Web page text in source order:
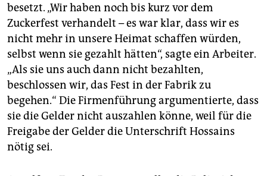
besetzt. „Wir haben noch bis kurz vor dem
Zuckerfest verhandelt – es war klar, dass wir es
nicht mehr in unsere Heimat schaffen würden,
selbst wenn sie gezahlt hätten“, sagte ein Arbeiter.
„Als sie uns auch dann nicht bezahlten,
beschlossen wir, das Fest in der Fabrik zu
begehen.“ Die Firmenführung argumentierte, dass
sie die Gelder nicht auszahlen könne, weil für die
Freigabe der Gelder die Unterschrift Hossains
nötig sei.